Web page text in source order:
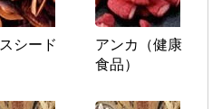
シード
アンカ（健康
食品）